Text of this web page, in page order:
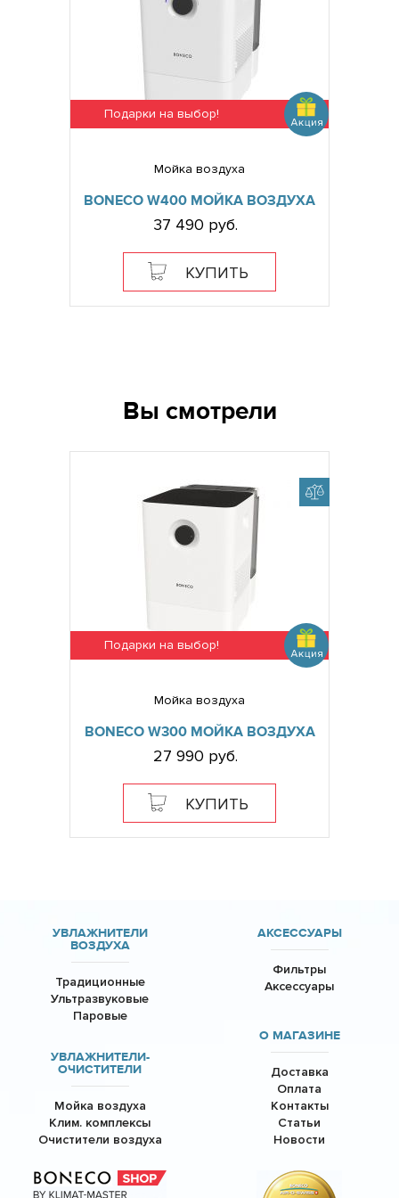
Подарки на выбор!
Мойка воздуха
BONECO W400 МОЙКА ВОЗДУХА
37 490 руб.
КУПИТЬ
Вы смотрели
Подарки на выбор!
Мойка воздуха
BONECO W300 МОЙКА ВОЗДУХА
27 990 руб.
КУПИТЬ
УВЛАЖНИТЕЛИ
ВОЗДУХА
Традиционные
Ультразвуковые
Паровые
УВЛАЖНИТЕЛИ-
ОЧИСТИТЕЛИ
Мойка воздуха
Клим. комплексы
Очистители воздуха
АКСЕССУАРЫ
Фильтры
Аксессуары
О МАГАЗИНЕ
Доставка
Оплата
Контакты
Статьи
Новости